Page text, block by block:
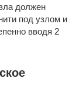
должен
под узлом и
вводя 2